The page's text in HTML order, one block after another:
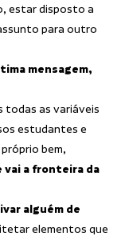
estar disposto a
para outro
mensagem,
todas as variáveis
estudantes e
bem,
vai a fronteira da
alguém de
elementos que